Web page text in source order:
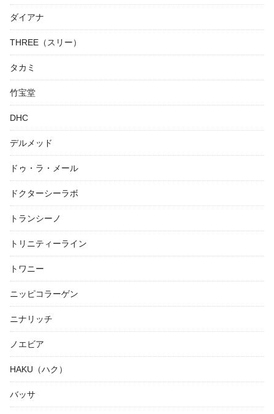
ダイアナ
THREE（スリー）
タカミ
竹宝堂
DHC
デルメッド
ドゥ・ラ・メール
ドクターシーラボ
トランシーノ
トリニティーライン
トワニー
ニッピコラーゲン
ニナリッチ
ノエビア
HAKU（ハク）
バッサ